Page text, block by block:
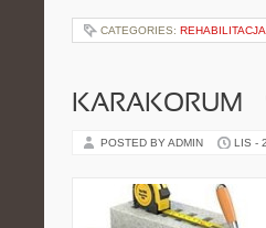
CATEGORIES:
KARAKORUM
POSTED BY ADMIN LIS -